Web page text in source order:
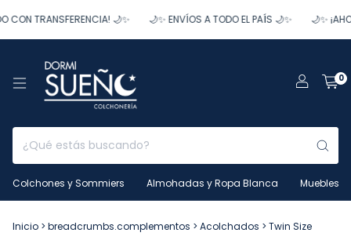
TRANSFERENCIA! 🌙✨ 🌙✨ ENVÍOS A TODO EL PAÍS 🌙✨ 🌙✨
0
Colchones y Sommiers Almohadas y Ropa Blanca Muebles
Inicio > breadcrumbs.complementos > Acolchados > Twin Size